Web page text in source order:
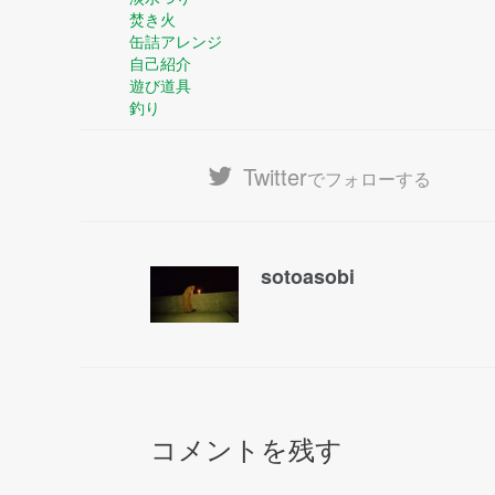
焚き火
缶詰アレンジ
自己紹介
遊び道具
釣り
Twitterでフォローする
sotoasobi
コメントを残す